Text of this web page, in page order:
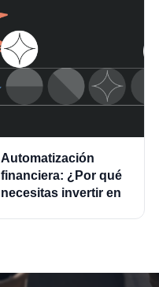
Automatización
financiera: ¿Por qué
necesitas invertir en